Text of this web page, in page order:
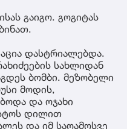
გაიგო. გოგიტას
დასტრიალებდა.
სახლიდან
ბომბი. მეზობელი
მოდის,
და ოჯახი
დილით
და იმ საღამოსვე